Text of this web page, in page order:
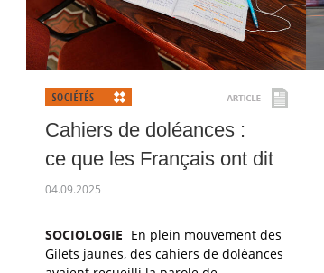
Cahiers de doléances :
ce que les Français ont dit
04.09.2025
SOCIOLOGIE En plein mouvement des
Gilets jaunes, des cahiers de doléances